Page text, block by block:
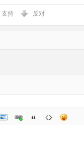
支持 反对